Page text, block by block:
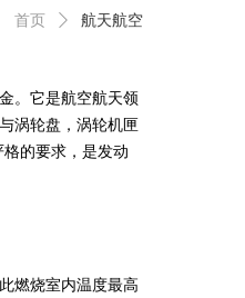
。它是航空航天领
涡轮盘，涡轮机匣
的要求，是发动
燃烧室内温度最高
首页 ꄲ 航天航空